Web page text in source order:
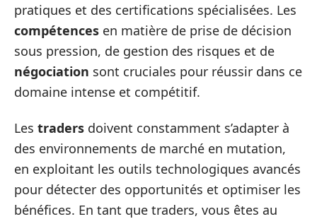
pratiques et des certifications spécialisées. Les
compétences en matière de prise de décision
sous pression, de gestion des risques et de
négociation sont cruciales pour réussir dans ce
domaine intense et compétitif.
Les traders doivent constamment s’adapter à
des environnements de marché en mutation,
en exploitant les outils technologiques avancés
pour détecter des opportunités et optimiser les
bénéfices. En tant que traders, vous êtes au